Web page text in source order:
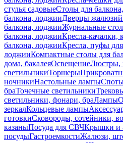
стулья садовыеСтолы для
балкона, лоджииДверцы
балкона, лоджииЖурнальные
балкона, лоджииКресла-качалки,
балкона, лоджииКресла, пуфы
лоджииКомпактные столы для
дома, бакалеяОсвещениеЛюстры,
светильникиТоршеры
ночникиНастольные лампы
браТочечные светильники
светильники, фонари, браЛампы
зеркалКольцевые лампы
готовкиСковороды, сотейники,
казаныПосуда для СВЧКрышки и
посудыГастроемкостиЖалюзи,